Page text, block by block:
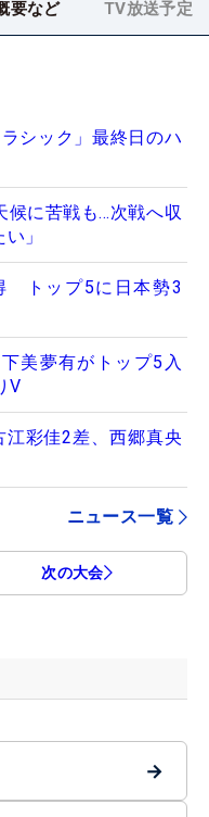
要など TV放送予定
シック」最終日のハ
候に苦戦も…次戦へ収
」
トップ5に日本勢3
美夢有がトップ5入
V
彩佳2差、西郷真央
ニュース一覧
次の大会
→